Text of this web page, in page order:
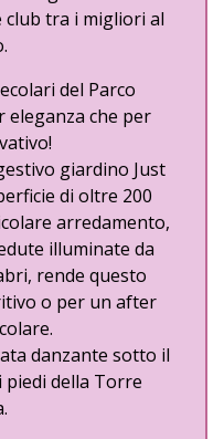
club tra i migliori al
del Parco
eleganza che per
giardino Just
di oltre 200
arredamento,
illuminate da
rende questo
o per un after
danzante sotto il
piedi della Torre